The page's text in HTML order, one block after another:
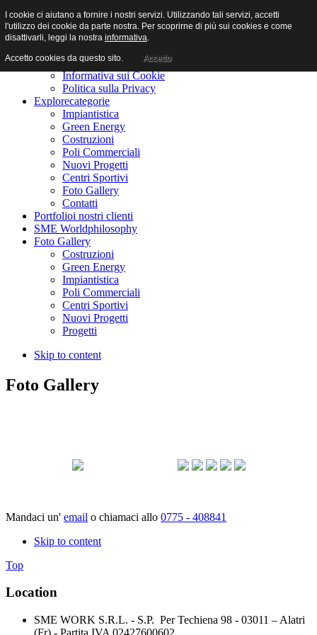
Homebenvenuti
Informativa sui Cookie
Politica sulla Privacy
Explorecategorie
Impiantistica
Green Energy
Costruzioni
Poli Commerciali
Nuovi Progetti
Centri Sportivi
Foto Gallery
Contatti
Portfolioi nostri clienti
SME Worldphilosophy
Foto Gallery
Costruzioni
Green Energy
Impiantistica
Poli Commerciali
Centri Sportivi
Nuovi Progetti
Progetti
Skip to content
Foto Gallery
Mandaci un' email o chiamaci allo 0775 - 408841
Skip to content
Top
Location
SME WORK S.R.L. - S.P. Per Techiena 98 - 03011 – Alatri
I cookie ci aiutano a fornire i nostri servizi. Utilizzando tali servizi, accetti
l'utilizzo dei cookie da parte nostra. Per scoprirne di più sui cookies e come
disattivarli, leggi la nostra informativa.
Accetto cookies da questo sito. Accetto